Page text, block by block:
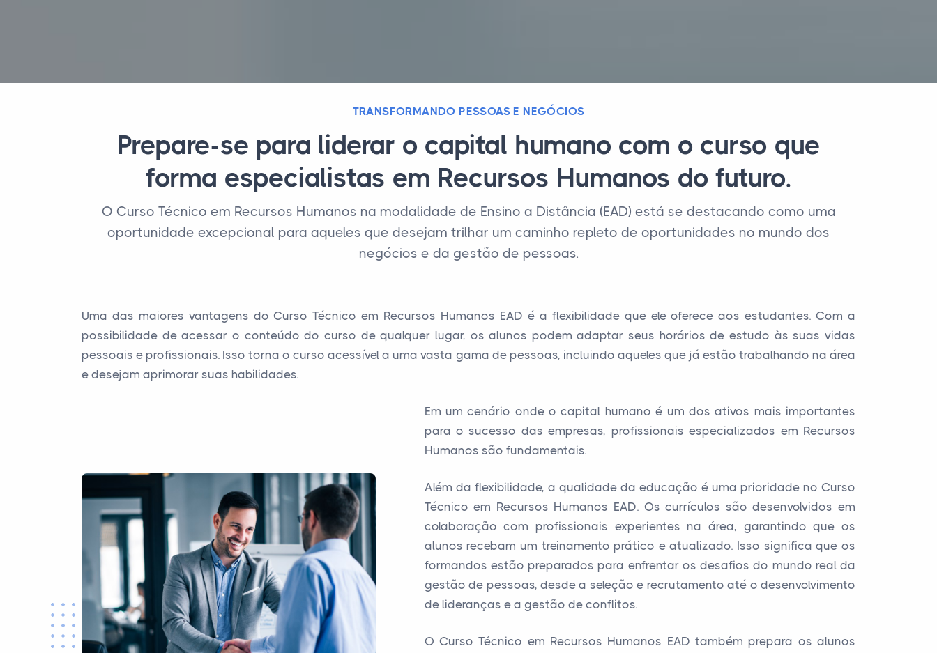
TRANSFORMANDO PESSOAS E NEGÓCIOS
Prepare-se para liderar o capital humano com o curso que
forma especialistas em Recursos Humanos do futuro.
O Curso Técnico em Recursos Humanos na modalidade de Ensino a Distância (EAD) está se destacando como uma
oportunidade excepcional para aqueles que desejam trilhar um caminho repleto de oportunidades no mundo dos
negócios e da gestão de pessoas.
Uma das maiores vantagens do Curso Técnico em Recursos Humanos EAD é a flexibilidade que ele oferece aos estudantes. Com a
possibilidade de acessar o conteúdo do curso de qualquer lugar, os alunos podem adaptar seus horários de estudo às suas vidas
pessoais e profissionais. Isso torna o curso acessível a uma vasta gama de pessoas, incluindo aqueles que já estão trabalhando na área
e desejam aprimorar suas habilidades.
Em um cenário onde o capital humano é um dos ativos mais importantes
para o sucesso das empresas, profissionais especializados em Recursos
Humanos são fundamentais.
Além da flexibilidade, a qualidade da educação é uma prioridade no Curso
Técnico em Recursos Humanos EAD. Os currículos são desenvolvidos em
colaboração com profissionais experientes na área, garantindo que os
alunos recebam um treinamento prático e atualizado. Isso significa que os
formandos estão preparados para enfrentar os desafios do mundo real da
gestão de pessoas, desde a seleção e recrutamento até o desenvolvimento
de lideranças e a gestão de conflitos.
O Curso Técnico em Recursos Humanos EAD também prepara os alunos